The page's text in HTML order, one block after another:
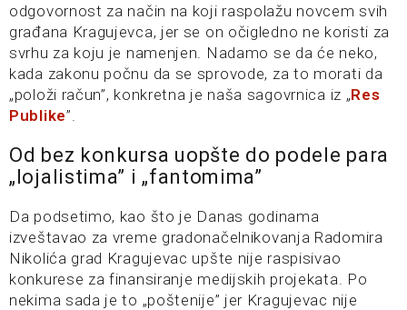
odgovornost za način na koji raspolažu novcem svih
građana Kragujevca, jer se on očigledno ne koristi za
svrhu za koju je namenjen. Nadamo se da će neko,
kada zakonu počnu da se sprovode, za to morati da
„položi račun”, konkretna je naša sagovrnica iz „Res
Publike”.
Od bez konkursa uopšte do podele para
„lojalistima” i „fantomima”
Da podsetimo, kao što je Danas godinama
izveštavao za vreme gradonačelnikovanja Radomira
Nikolića grad Kragujevac upšte nije raspisivao
konkurese za finansiranje medijskih projekata. Po
nekima sada je to „poštenije” jer Kragujevac nije